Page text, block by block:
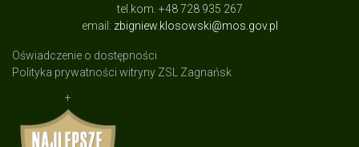
tel.kom. +48 728 935 267
email: zbigniew.klosowski@mos.gov.pl
Oświadczenie o dostępności
Polityka prywatności witryny ZSL Zagnańsk
+